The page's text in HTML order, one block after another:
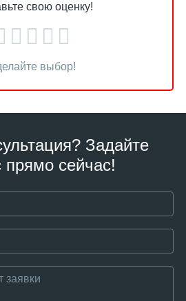
свою оценку!
выбор!
Задайте
прямо сейчас!